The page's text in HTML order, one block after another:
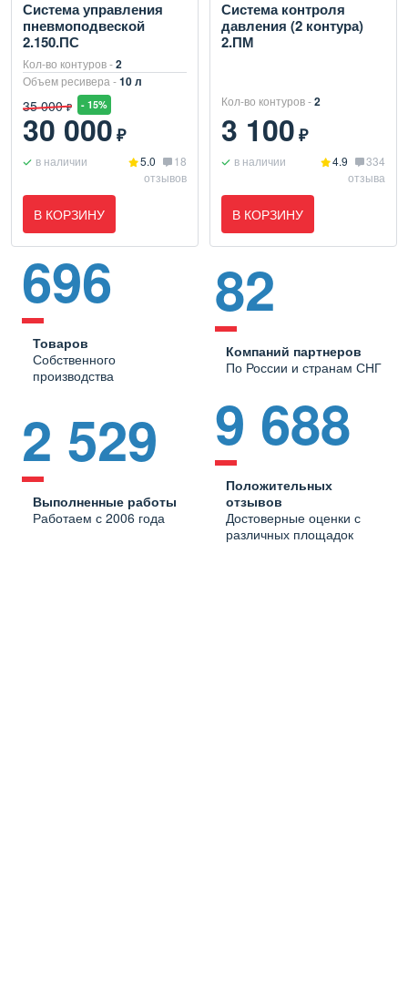
Система управления
пневмоподвеской
2.150.ПС
Кол-во контуров -2
Объем ресивера -10 л
35 000 ₽ - 15%
30 000₽
в наличии 5.0
18
отзывов
В КОРЗИНУ
Система контроля
давления (2 контура)
2.ПМ
Кол-во контуров -2
3 100₽
в наличии 4.9
334
отзыва
В КОРЗИНУ
696
Товаров
Собственного
производства
82
Компаний партнеров
По России и странам СНГ
2 529
Выполненные работы
Работаем с 2006 года
9 688
Положительных
отзывов
Достоверные оценки с
различных площадок